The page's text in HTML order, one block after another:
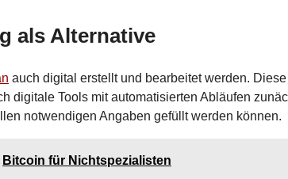
als Alternative
auch digital erstellt und bearbeitet werden.
digitale Tools mit automatisierten Abläufen
notwendigen Angaben gefüllt werden können.
Bitcoin für Nichtspezialisten